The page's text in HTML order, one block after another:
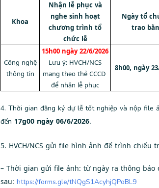
Khoa
Nhận lễ phục và
nghe sinh hoạt
chương trình tổ
chức lễ
Ngày tổ
trao
Công nghệ
thông tin
15h00 ngày 22/6/2026
Lưu ý: HVCH/NCS
mang theo thẻ CCCD
để nhận lễ phục
8h00, ngày
4. Thời gian đăng ký dự lễ tốt nghiệp và nộp file
đến 17g00 ngày 06/6/2026.
5. HVCH/NCS gửi file hình ảnh để trình chiếu
– Thời gian gửi file ảnh: từ ngày ra thông báo
sau: https://forms.gle/tNQgS1AcyhjQPoBL9